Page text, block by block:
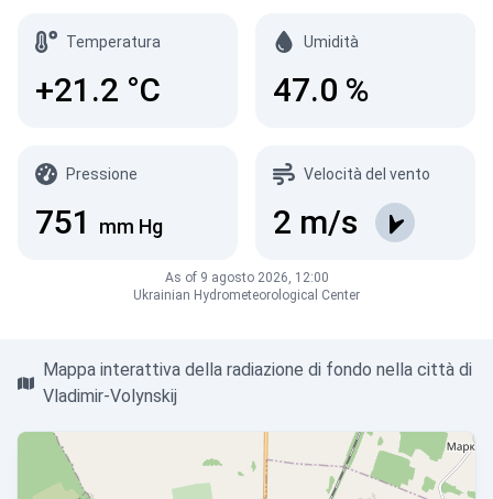
Temperatura
+21.2 °C
Umidità
47.0 %
Pressione
751 mm Hg
Velocità del vento
2 m/s
As of 9 agosto 2026, 12:00
Ukrainian Hydrometeorological Center
Mappa interattiva della radiazione di fondo nella città di
Vladimir-Volynskij